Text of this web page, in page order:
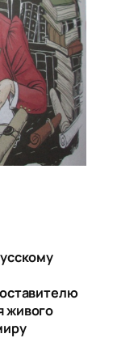
живого